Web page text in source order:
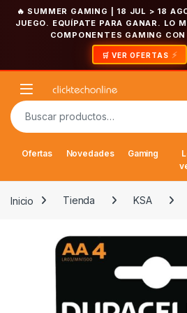
🔥 SUMMER GAMING | 18 JUL > 18
JUEGO. EQUÍPATE PARA GANAR. LO
COMPONENTES GAMING CON
🛒 VER OFERTAS
Open
Buscar por:
Ofertas Novedades Gaming
Inicio Tienda KSA